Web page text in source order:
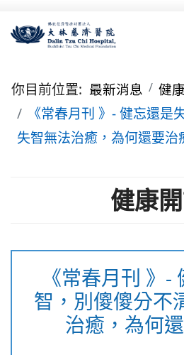
你目前位置: 最新消息 健
《常春月刊 》- 健忘還是
失智無法治癒，為何還要治
健康
《常春月刊 》-
智，別傻傻分不
治癒，為何